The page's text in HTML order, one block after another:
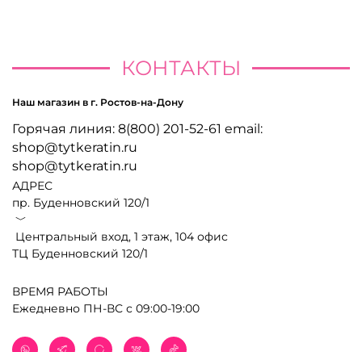
КОНТАКТЫ
Наш магазин в г. Ростов-на-Дону
Горячая линия: 8(800) 201-52-61 email:
shop@tytkeratin.ru
shop@tytkeratin.ru
АДРЕС
пр. Буденновский 120/1
﹀
Центральный вход, 1 этаж, 104 офис
ТЦ Буденновский 120/1
ВРЕМЯ РАБОТЫ
Ежедневно ПН-ВС с 09:00-19:00